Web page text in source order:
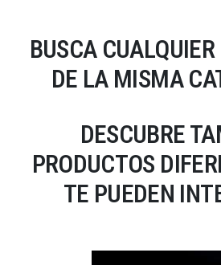
BUSCA
DE LA MISMA
DESCUBRE
PRODUCTOS
TE PUEDEN